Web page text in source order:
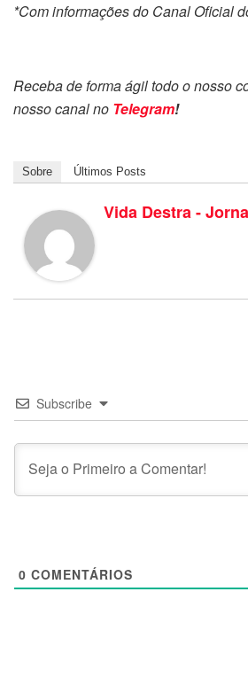
*Com informações do Canal Oficial
Receba de forma ágil todo o nosso
nosso canal no Telegram!
Sobre Últimos Posts
Vida Destra -
Subscribe
0 COMENTÁRIOS